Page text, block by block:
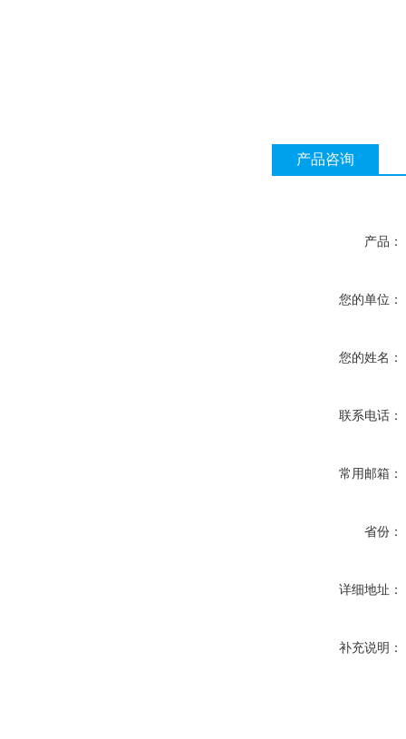
产品咨询
产品：
您的单位：
您的姓名：
联系电话：
常用邮箱：
省份：
详细地址：
补充说明：